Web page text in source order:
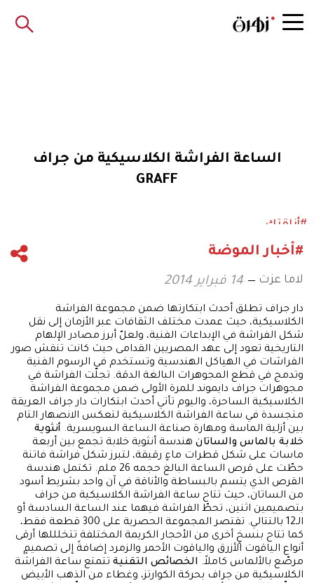
الساعة الفراشة الكلاسيكية من جراف
GRAFF
#أناقتك
#أخبار الموضة
لاما عزت 14 فبراير 2014
دار جراف تطلق أحدث ابتكارتها ضمن مجموعة الفراشة
الكلاسيكية، حيث عمدت مختلف الثقافات عبر الأزمان إلى نقل
شكل الفراشة في الإبداعات الفنية، ولعلّ أبرز مصادر الإلهام
التاريخية تعود إلى عهد المصريين القدامى حيث كانت تنقش صور
الفراشات في الهياكل الهندسية وتستخدم في الرسوم الفنية
وتدمج في قطع المجوهرات البالغة الدقة. تجلّت الفراشة في
مجوهرات جراف دايموند للمرة الأولى ضمن مجموعة الفراشة
الكلاسيكية الساحرة، واليوم تأتي أحدث ابتكارات دار جراف العريقة
متجسدة في ساعة الفراشة الكلاسيكية لتعكس الانصهار التام
بين أزلية الماسة ومهارة صناعة الساعة السويسرية. أنثوية
خلابة بالماس والساتان هندسة أنثوية خلابة تجمع بين أربعة
ماسات على شكل قطرات ماءٍ رقيقة، لتبرز شكل فراشة فاتنة
حطّت على قرص الساعة البالغ حجمه 26 ملم. تكتمل هندسة
القرص الذي يتسم بالبساطة والأناقة في آن واحد بشريط أسود
من الساتان، حيث تتاح ساعة الفراشة الكلاسيكية من جراف
بتصميمين اثنين، تحطّ الفراشة فيهما عند الساعة السادسة أو
الـ12 بالتتالي. تقتصر المجموعة الحصرية على 300 قطعة فقط،
كما تتاح بنسخٍ أخرى من الأحجار الكريمة المختلفة تتخلللها أرقى
أنواع الياقوت الأزرق والياقوت الأحمر والزمرد إضافةً إلى تصميمٍ
مرصّع بالألماس كاملاً. الخصائص التقنية تتمتع ساعة الفراشة
الكلاسيكية من جراف بحركة الكوارتز، وغطاء من الذهب الأبيض